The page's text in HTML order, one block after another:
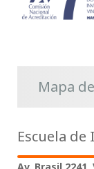
Mapa
Escuela
Av. Brasil